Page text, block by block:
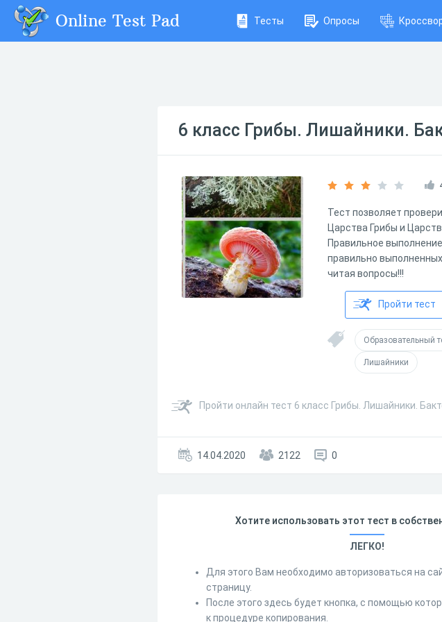
Online Test Pad Тесты Опросы
6 класс Грибы. Лишайники.
Тест позволяет
Царства Грибы и
Правильное
правильно
читая вопросы!!!
Пройти тест
Образовательный
Лишайники
Пройти онлайн тест 6 класс Грибы. Лишайники.
14.04.2020 2122 0
Хотите использовать этот тест в
ЛЕГКО!
Для этого Вам необходимо авторизоваться на
страницу.
После этого здесь будет кнопка, с помощью
к процедуре копирования.